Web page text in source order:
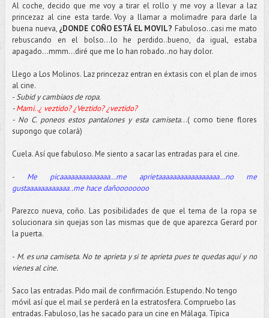
Al coche, decido que me voy a tirar el rollo y me voy a llevar a laz
princezaz al cine esta tarde. Voy a llamar a molimadre para darle la
buena nueva, ¿DONDE COÑO ESTÁ EL MOVIL? Fabuloso..casi me mato
rebuscando en el bolso…lo he perdido..bueno, da igual, estaba
apagado…mmm…diré que me lo han robado..no hay dolor.
Llego a Los Molinos. Laz princezaz entran en éxtasis con el plan de irnos
al cine.
-Subid y cambiaos de ropa.
-Mami..¿ veztido? ¿Veztido? ¿veztido?
- No C. poneos estos pantalones y esta camiseta…( como tiene flores
supongo que colará)
Cuela. Así que fabuloso. Me siento a sacar las entradas para el cine.
- Me picaaaaaaaaaaaaaa…me aprietaaaaaaaaaaaaaaaaa…no me
gustaaaaaaaaaaaa..me hace dañoooooooo
Parezco nueva, coño. Las posibilidades de que el tema de la ropa se
solucionara sin quejas son las mismas que de que aparezca Gerard por
la puerta.
- M. es una camiseta. No te aprieta y si te aprieta pues te quedas aquí y no
vienes al cine.
Saco las entradas. Pido mail de confirmación. Estupendo. No tengo
móvil así que el mail se perderá en la estratosfera. Compruebo las
entradas. Fabuloso, las he sacado para un cine en Málaga. Típica